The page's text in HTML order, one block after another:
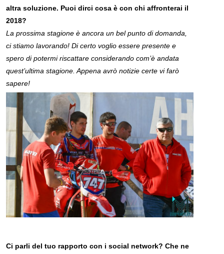
altra soluzione. Puoi dirci cosa è con chi affronterai il
2018?
La prossima stagione è ancora un bel punto di domanda,
ci stiamo lavorando! Di certo voglio essere presente e
spero di potermi riscattare considerando com’è andata
quest’ultima stagione. Appena avrò notizie certe vi farò
sapere!
Ci parli del tuo rapporto con i social network? Che ne